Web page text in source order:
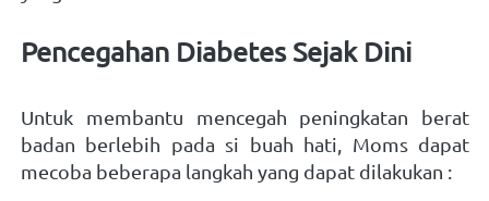
Pencegahan Diabetes Sejak Dini
Untuk membantu mencegah peningkatan berat
badan berlebih pada si buah hati, Moms dapat
mecoba beberapa langkah yang dapat dilakukan :